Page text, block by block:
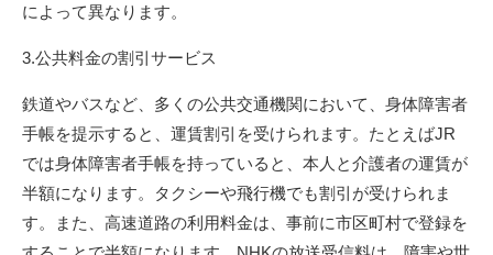
によって異なります。
3.公共料金の割引サービス
鉄道やバスなど、多くの公共交通機関において、身体障害者
手帳を提示すると、運賃割引を受けられます。たとえばJR
では身体障害者手帳を持っていると、本人と介護者の運賃が
半額になります。タクシーや飛行機でも割引が受けられま
す。また、高速道路の利用料金は、事前に市区町村で登録を